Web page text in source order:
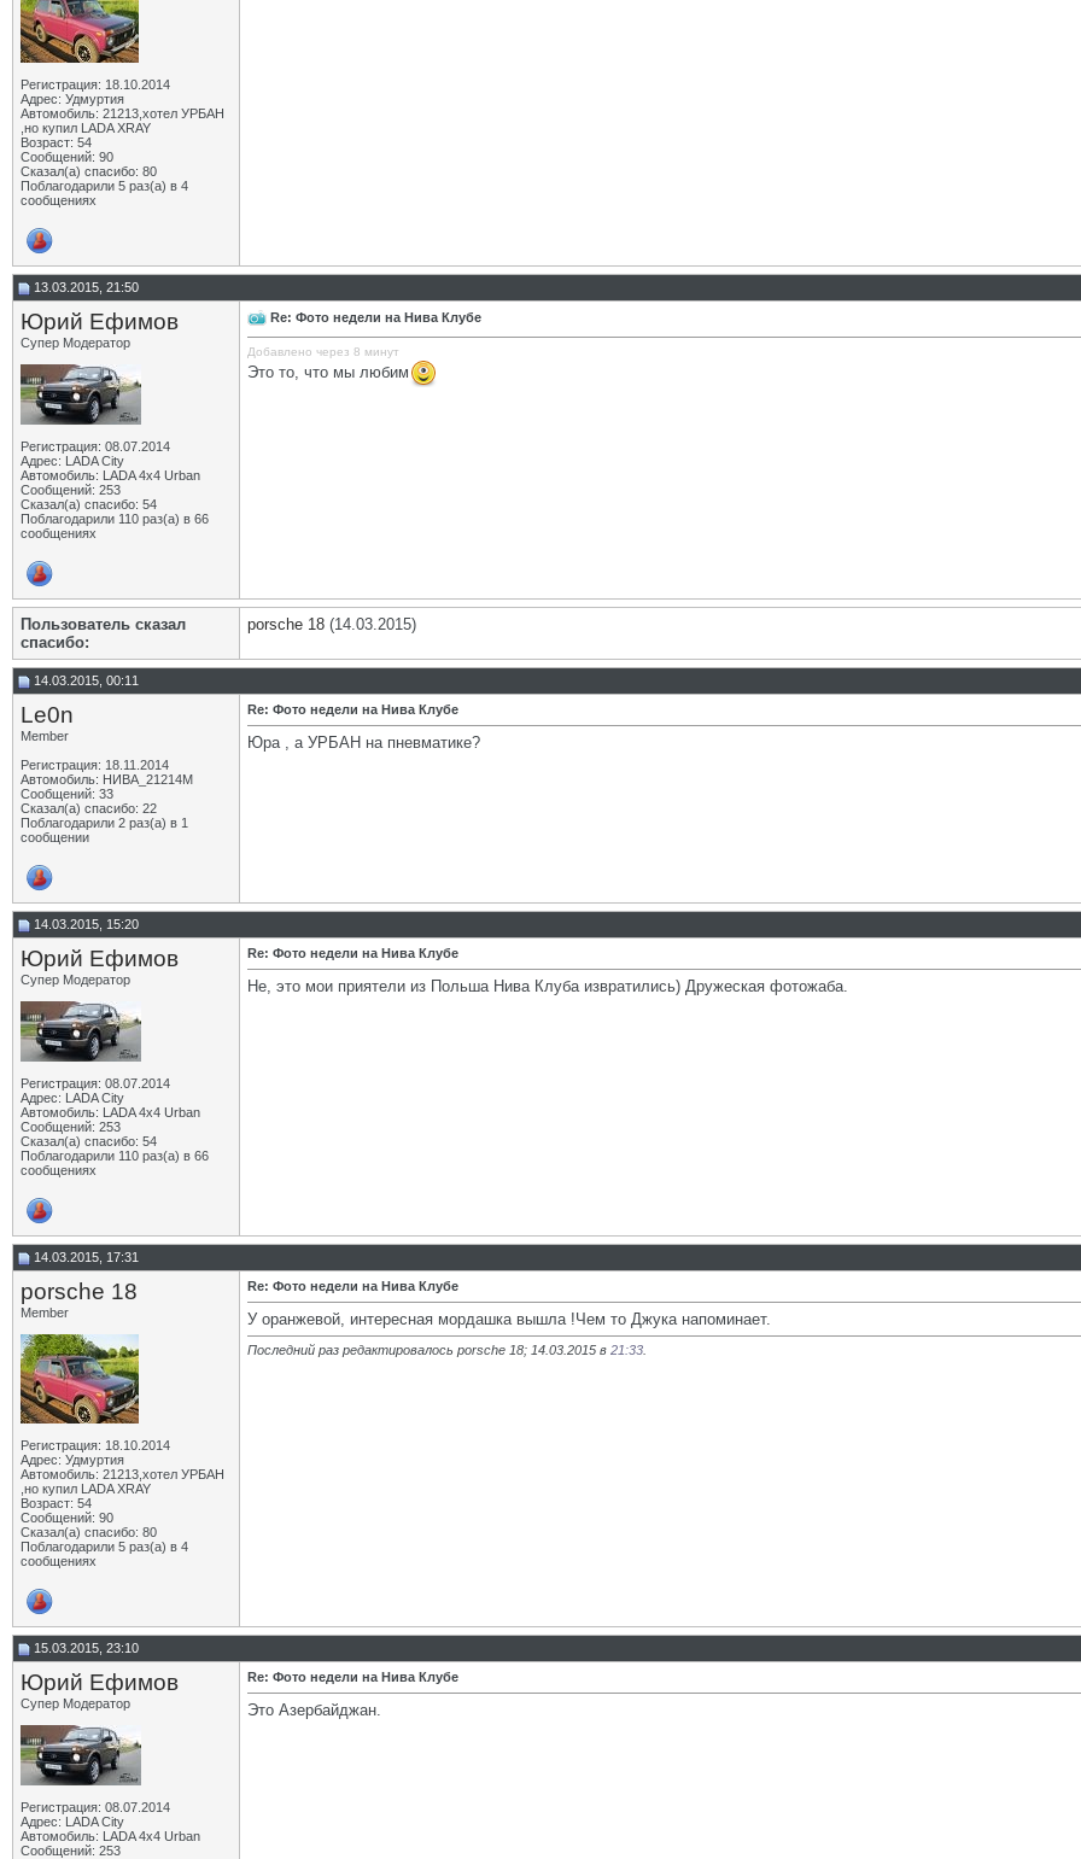
Регистрация: 18.10.2014
Адрес: Удмуртия
Автомобиль: 21213,хотел УРБАН
,но купил LADA XRAY
Возраст: 54
Сообщений: 90
Сказал(а) спасибо: 80
Поблагодарили 5 раз(а) в 4
сообщениях
13.03.2015, 21:50
Юрий Ефимов
Супер Модератор
Регистрация: 08.07.2014
Адрес: LADA City
Автомобиль: LADA 4x4 Urban
Сообщений: 253
Сказал(а) спасибо: 54
Поблагодарили 110 раз(а) в 66
сообщениях
Re: Фото недели на Нива Клубе
Добавлено через 8 минут
Это то, что мы любим
Пользователь сказал
cпасибо:
porsche 18 (14.03.2015)
14.03.2015, 00:11
Le0n
Member
Регистрация: 18.11.2014
Автомобиль: НИВА_21214М
Сообщений: 33
Сказал(а) спасибо: 22
Поблагодарили 2 раз(а) в 1
сообщении
Re: Фото недели на Нива Клубе
Юра , а УРБАН на пневматике?
14.03.2015, 15:20
Юрий Ефимов
Супер Модератор
Регистрация: 08.07.2014
Адрес: LADA City
Автомобиль: LADA 4x4 Urban
Сообщений: 253
Сказал(а) спасибо: 54
Поблагодарили 110 раз(а) в 66
сообщениях
Re: Фото недели на Нива Клубе
Не, это мои приятели из Польша Нива Клуба извратились) Дружеская фотожаба.
14.03.2015, 17:31
porsche 18
Member
Регистрация: 18.10.2014
Адрес: Удмуртия
Автомобиль: 21213,хотел УРБАН
,но купил LADA XRAY
Возраст: 54
Сообщений: 90
Сказал(а) спасибо: 80
Поблагодарили 5 раз(а) в 4
сообщениях
Re: Фото недели на Нива Клубе
У оранжевой, интересная мордашка вышла !Чем то Джука напоминает.
Последний раз редактировалось porsche 18; 14.03.2015 в 21:33
15.03.2015, 23:10
Юрий Ефимов
Супер Модератор
Регистрация: 08.07.2014
Адрес: LADA City
Автомобиль: LADA 4x4 Urban
Сообщений: 253
Re: Фото недели на Нива Клубе
Это Азербайджан.